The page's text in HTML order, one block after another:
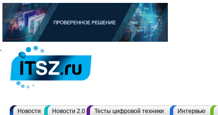
Новости Новости 2.0 Тесты цифровой техники Интервью